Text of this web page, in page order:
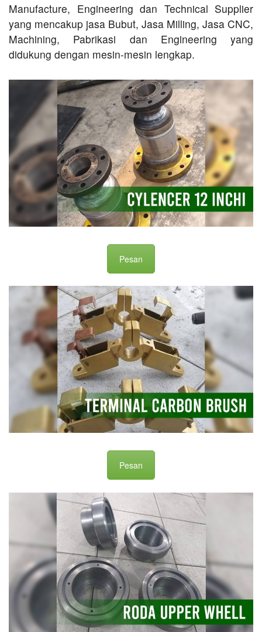
Manufacture, Engineering dan Technical Supplier
yang mencakup jasa Bubut, Jasa Milling, Jasa CNC,
Machining, Pabrikasi dan Engineering yang
didukung dengan mesin-mesin lengkap.
Pesan
Pesan